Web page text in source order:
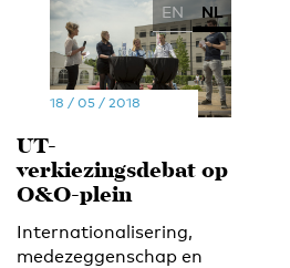
EN NL
18 / 05 / 2018
UT-
verkiezingsdebat op
O&O-plein
Internationalisering,
medezeggenschap en